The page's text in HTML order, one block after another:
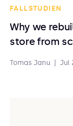
FALLSTUDIEN
Why we
store from
Tomas Janu Jul